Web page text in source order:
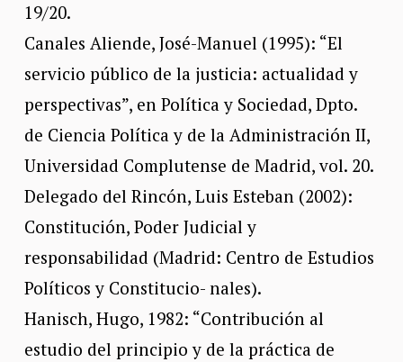
19/20.
Canales Aliende, José-Manuel (1995): “El
servicio público de la justicia: actualidad y
perspectivas”, en Política y Sociedad, Dpto.
de Ciencia Política y de la Administración II,
Universidad Complutense de Madrid, vol. 20.
Delegado del Rincón, Luis Esteban (2002):
Constitución, Poder Judicial y
responsabilidad (Madrid: Centro de Estudios
Políticos y Constitucio- nales).
Hanisch, Hugo, 1982: “Contribución al
estudio del principio y de la práctica de